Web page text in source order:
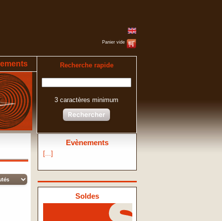
Panier vide
Recherche rapide
3 caractères minimum
Rechercher
Evènements
[...]
Soldes